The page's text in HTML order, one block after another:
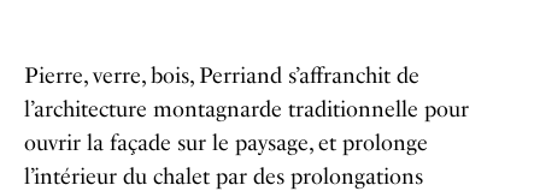
Pierre, verre, bois, Perriand s’affranchit de
l’architecture montagnarde traditionnelle pour
ouvrir la façade sur le paysage, et prolonge
l’intérieur du chalet par des prolongations